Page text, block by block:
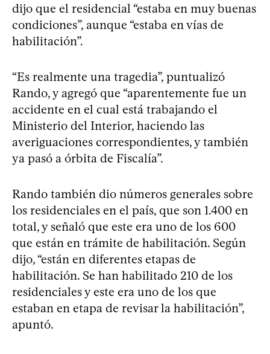
dijo que el residencial “estaba en muy buenas
condiciones”, aunque “estaba en vías de
habilitación”.
“Es realmente una tragedia”, puntualizó
Rando, y agregó que “aparentemente fue un
accidente en el cual está trabajando el
Ministerio del Interior, haciendo las
averiguaciones correspondientes, y también
ya pasó a órbita de Fiscalía”.
Rando también dio números generales sobre
los residenciales en el país, que son 1.400 en
total, y señaló que este era uno de los 600
que están en trámite de habilitación. Según
dijo, “están en diferentes etapas de
habilitación. Se han habilitado 210 de los
residenciales y este era uno de los que
estaban en etapa de revisar la habilitación”,
apuntó.